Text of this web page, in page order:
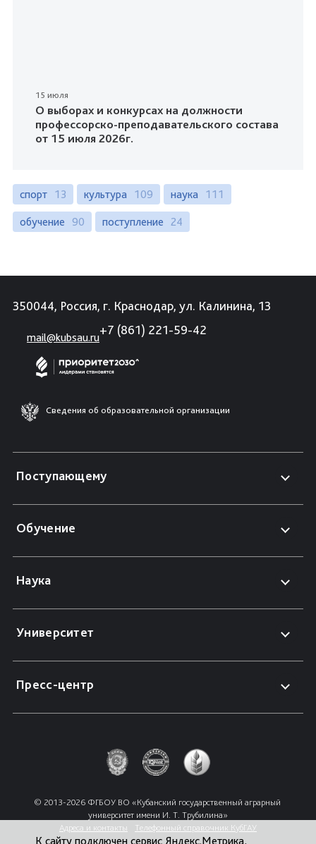
15 июля
О выборах и конкурсах на должности
профессорско-преподавательского состава
от 15 июля 2026г.
спорт 13 культура 109 наука 111
обучение 90 поступление 24
350044, Россия, г. Краснодар, ул. Калинина, 13
mail@kubsau.ru
+7 (861) 221-59-42
Сведения об образовательной организации
Поступающему
Обучение
Наука
Университет
Пресс-центр
© 2013-2026 ФГБОУ ВО «Кубанский государственный аграрный
университет имени И. Т. Трубилина»
Адреса и контакты
Телефонный справочник КубГАУ
К сайту подключен сервис Яндекс.Метрика,